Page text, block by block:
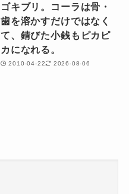
ゴキブリ。コーラは骨・
歯を溶かすだけではなく
て、錆びた小銭もピカピ
カになれる。
2010-04-22 2026-08-06